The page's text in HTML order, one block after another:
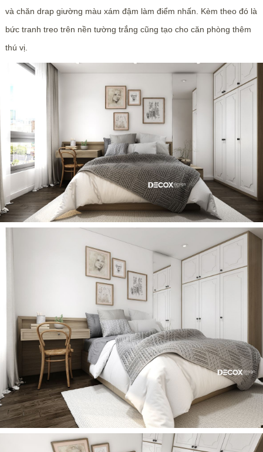
và chăn drap giường màu xám đậm làm điểm nhấn. Kèm theo đó là
bức tranh treo trên nền tường trắng cũng tạo cho căn phòng thêm
thú vị.